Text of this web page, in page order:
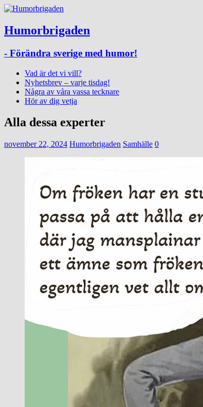
Humorbrigaden
- Förändra sverige med humor!
Vad är det vi vill?
Nyhetsbrev – varje tisdag!
Några av våra vassa tecknare
Hör av dig vetja
Alla dessa experter
november 22, 2024 Humorbrigaden Samhälle 0